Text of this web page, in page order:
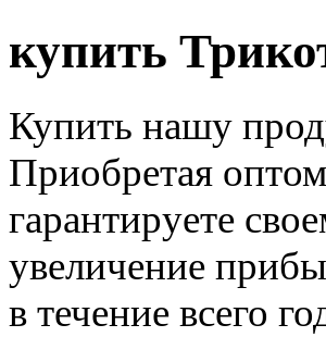
купить
Купить нашу
Приобретая
гарантируете
увеличение
в течение всего